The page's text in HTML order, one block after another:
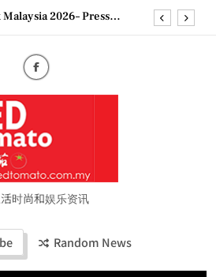
2026– Press
Events
for Kuala Lumpur–
on9 October
printing with next-
2026– Press
时尚和娱乐资讯
Random News